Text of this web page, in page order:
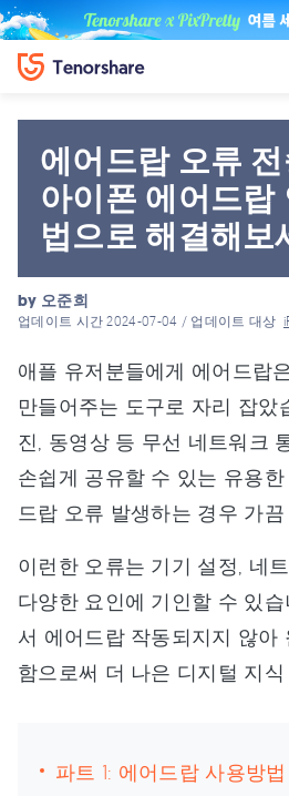
에어드랍 오류
아이폰 에어드랍
법으로 해결해보
by 오준희
업데이트 시간 2024-07-04 / 업데이트 대상
애플 유저분들에게 에어드랍
만들어주는 도구로 자리 잡았
진, 동영상 등 무선 네트워크
손쉽게 공유할 수 있는 유용
드랍 오류 발생하는 경우 가끔
이런한 오류는 기기 설정, 네
다양한 요인에 기인할 수 있
서 에어드랍 작동되지지 않아
함으로써 더 나은 디지털 지식
파트 1: 에어드랍 사용방법